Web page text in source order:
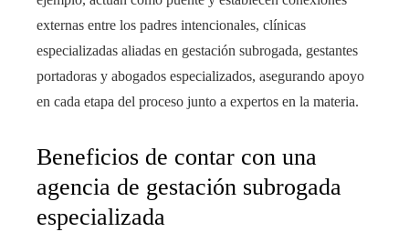
externas entre los padres intencionales, clínicas
especializadas aliadas en gestación subrogada, gestantes
portadoras y abogados especializados, asegurando apoyo
en cada etapa del proceso junto a expertos en la materia.
Beneficios de contar con una
agencia de gestación subrogada
especializada